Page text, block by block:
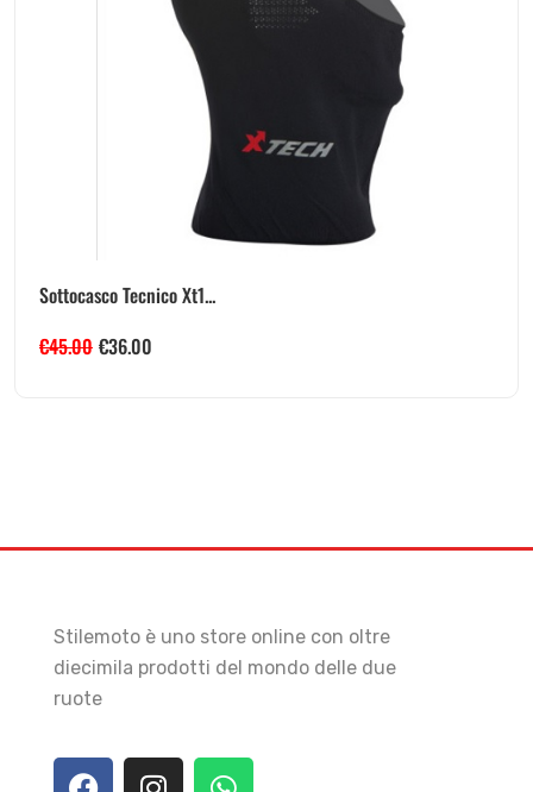
Sottocasco Tecnico Xt1...
€45.00 €36.00
Stilemoto è uno store online con oltre
diecimila prodotti del mondo delle due
ruote